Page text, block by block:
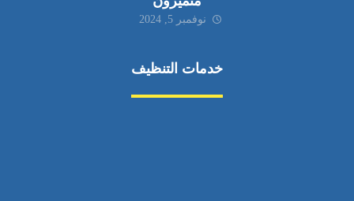
نوفمبر 5, 2024
خدمات التنظيف